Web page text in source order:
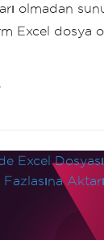
olmadan
Excel dosya